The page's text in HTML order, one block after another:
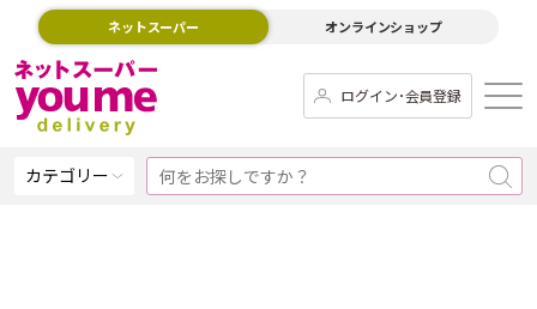
ネットスーパー オンラインショップ
ログイン･会員登録
カテゴリー